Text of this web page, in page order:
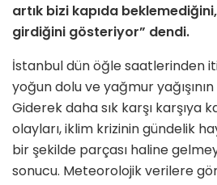
artık bizi kapıda
girdiğini gösteriyor” dendi.
İstanbul dün öğle saatlerinden
yoğun dolu ve yağmur
Giderek daha sık karşı karşıya
olayları, iklim krizinin gündelik
bir şekilde parçası haline
sonucu. Meteorolojik verilere